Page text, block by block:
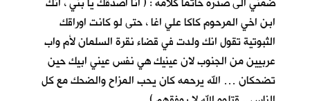
ابن اخي المرحوم كاكا علي اغا ، حتى لو كانت اوراقك
الثبوتية تقول انك ولدت في قضاء نقرة السلمان لأم واب
عربيين من الجنوب لان عينيك هي نفس عيني ابيك حين
تضحكان … الله يرحمه كان يحب المزاح والضحك مع كل